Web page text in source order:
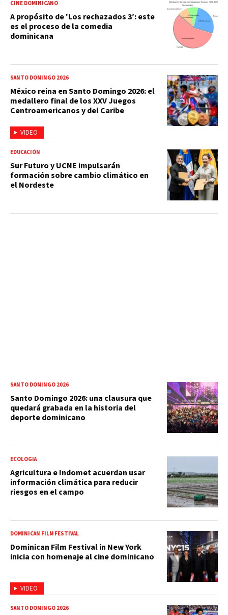
CINE DOMINICANO
A propósito de 'Los rechazados 3′: este
es el proceso de la comedia
dominicana
VIDEO
SANTO DOMINGO 2026
México reina en Santo Domingo 2026: el
medallero final de los XXV Juegos
Centroamericanos y del Caribe
EDUCACIÓN
Sur Futuro y UCNE impulsarán
formación sobre cambio climático en
el Nordeste
SANTO DOMINGO 2026
Santo Domingo 2026: una clausura que
quedará grabada en la historia del
deporte dominicano
ECOLOGIA
Agricultura e Indomet acuerdan usar
información climática para reducir
riesgos en el campo
VIDEO
DOMINICAN FILM FESTIVAL
Dominican Film Festival in New York
inicia con homenaje al cine dominicano
SANTO DOMINGO 2026